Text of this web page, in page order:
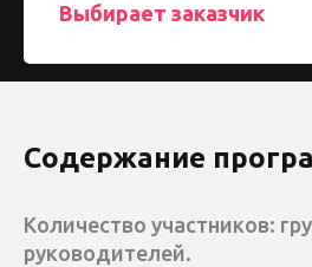
Выбирает заказчик
Содержание
Количество участников:
руководителей.